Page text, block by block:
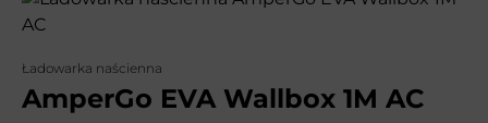
Ładowarka naścienna
AmperGo EVA Wallbox 1M AC